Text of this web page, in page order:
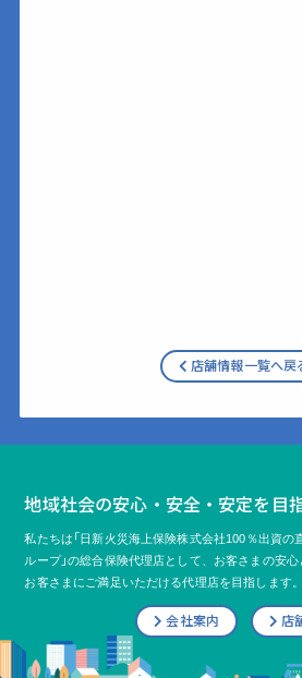
店舗情報一覧へ戻
地域社会の安心・安全・安定を目
私たちは「日新火災海上保険株式会社100％出資の
ループ」の総合保険代理店として、 お客さまの安
お客さまにご満足いただける代理店を目指します。
会社案内 店